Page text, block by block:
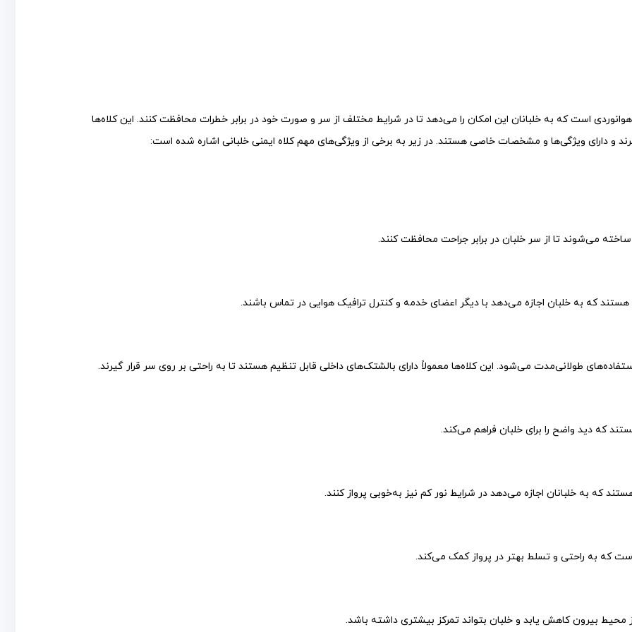
است که به خلبانان این امکان را می‌دهد تا در شرایط مختلف از سر و صورت خود در برابر خطرات محافظت کنند. این کلاه‌ها
و دارای ویژگی‌ها و مشخصات خاصی هستند. در زیر به برخی از ویژگی‌های مهم کلاه ایمنی خلبانی اشاره شده است:
ساخته می‌شوند تا از سر خلبان در برابر جراحت محافظت کنند.
هستند که به خلبان اجازه می‌دهد با دیگر اعضای خدمه و کنترل ترافیک هوایی در تماس باشند.
طولانی‌مدت می‌شود. این کلاه‌ها معمولاً دارای بالشتک‌های داخلی قابل تنظیم هستند تا به راحتی بر روی سر قرار گیرند.
که دید واضح را برای خلبان فراهم می‌کند.
که به خلبانان اجازه می‌دهد در شرایط نور کم نیز به‌خوبی پرواز کنند.
که به راحتی و تسلط بهتر در پرواز کمک می‌کند.
بیرون کاهش یابد و خلبان بتواند تمرکز بیشتری داشته باشد.